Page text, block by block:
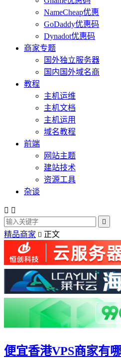
NameCheap优惠
GoDaddy优惠码
Dynadot优惠码
商家专题
国外独立服务器
国内国外域名商
教程
主机运维
主机文档
主机运用
域名教程
前端
网站主题
建站技术
资源工具
杂谈
 

精品商家  正文
便宜香港VPS商家有